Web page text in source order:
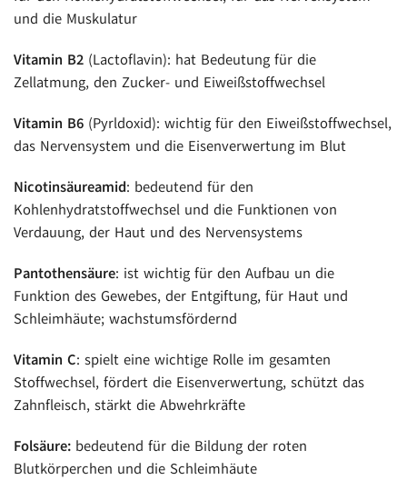
und die Muskulatur
Vitamin B2 (Lactoflavin): hat Bedeutung für die
Zellatmung, den Zucker- und Eiweißstoffwechsel
Vitamin B6 (Pyrldoxid): wichtig für den Eiweißstoffwechsel,
das Nervensystem und die Eisenverwertung im Blut
Nicotinsäureamid: bedeutend für den
Kohlenhydratstoffwechsel und die Funktionen von
Verdauung, der Haut und des Nervensystems
Pantothensäure: ist wichtig für den Aufbau un die
Funktion des Gewebes, der Entgiftung, für Haut und
Schleimhäute; wachstumsfördernd
Vitamin C: spielt eine wichtige Rolle im gesamten
Stoffwechsel, fördert die Eisenverwertung, schützt das
Zahnfleisch, stärkt die Abwehrkräfte
Folsäure: bedeutend für die Bildung der roten
Blutkörperchen und die Schleimhäute